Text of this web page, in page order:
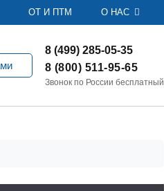
ОТ И ПТМ О НАС
8 (499) 285-05-35
8 (800) 511-95-65
Звонок по России бесплатный